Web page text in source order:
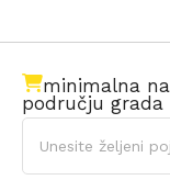
minimalna
području grada